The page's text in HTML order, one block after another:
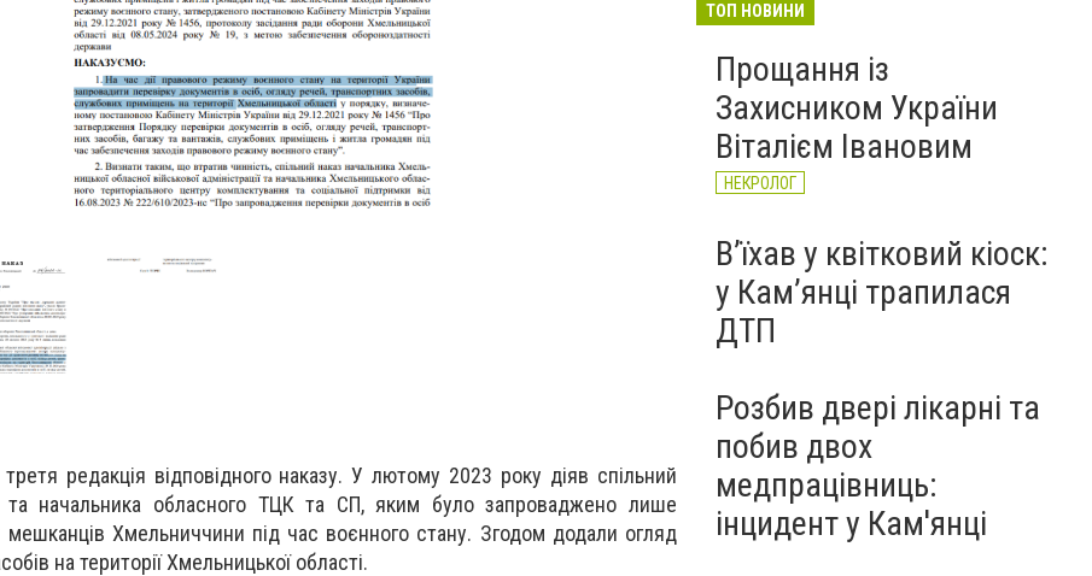
редакція відповідного наказу. У лютому 2023 року діяв спільний
та начальника обласного ТЦК та СП, яким було запроваджено лише
мешканців Хмельниччини під час воєнного стану. Згодом додали огляд
на території Хмельницької області.
ТОП НОВИНИ
Прощання із
Захисником України
Віталієм Івановим
НЕКРОЛОГ
Вʼїхав у квітковий кіоск:
у Камʼянці трапилася
ДТП
Розбив двері лікарні та
побив двох
медпрацівниць:
інцидент у Кам'янці